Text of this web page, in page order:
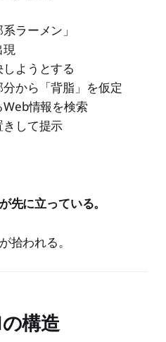
ラーメン」
現
ようとする
分から「背脂」を仮定
情報を検索
きして提示
先に立っている。
拾われる。
構造